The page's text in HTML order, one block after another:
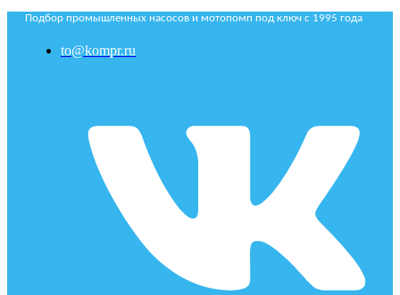
Подбор промышленных насосов и мотопомп под ключ с 1995 года
to@kompr.ru